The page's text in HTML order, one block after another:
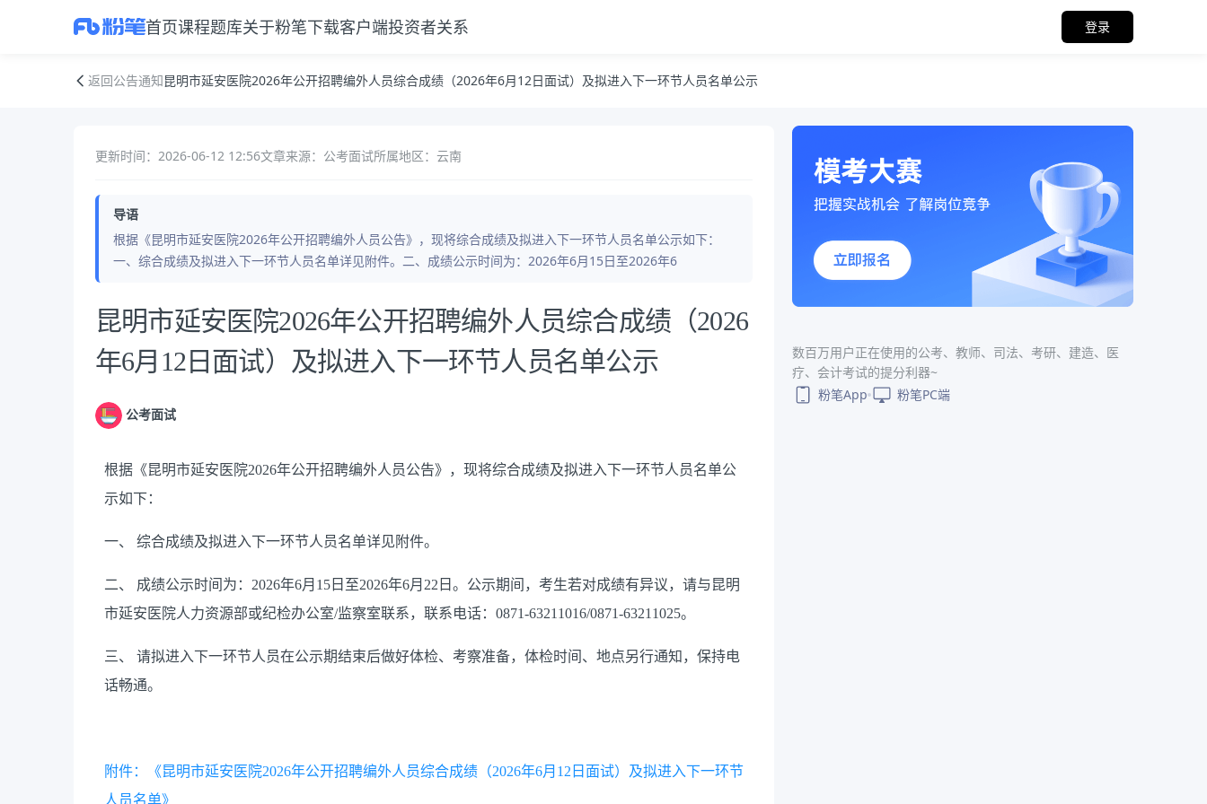
首页课程题库关于粉笔下载客户端投资者关系 登录
返回公告通知昆明市延安医院2026年公开招聘编外人员综合成绩（2026年6月12日面试）及拟进入下一环节人员名单公示
更新时间：2026-06-12 12:56文章来源：公考面试所属地区：云南
导语
根据《昆明市延安医院2026年公开招聘编外人员公告》，现将综合成绩及拟进入下一环节人员名单公示如下：
一、综合成绩及拟进入下一环节人员名单详见附件。二、成绩公示时间为：2026年6月15日至2026年6
公告正文
昆明市延安医院2026年公开招聘编外人员综合成绩（2026
年6月12日面试）及拟进入下一环节人员名单公示
公考面试
根据《昆明市延安医院2026年公开招聘编外人员公告》，现将综合成绩及拟进入下一环节人员名单公
示如下：
一、 综合成绩及拟进入下一环节人员名单详见附件。
二、 成绩公示时间为：2026年6月15日至2026年6月22日。公示期间，考生若对成绩有异议，请与昆明
市延安医院人力资源部或纪检办公室/监察室联系，联系电话：0871-63211016/0871-63211025。
三、 请拟进入下一环节人员在公示期结束后做好体检、考察准备，体检时间、地点另行通知，保持电
话畅通。
附件：《昆明市延安医院2026年公开招聘编外人员综合成绩（2026年6月12日面试）及拟进入下一环节
人员名单》
数百万用户正在使用的公考、教师、司法、考研、建造、医
疗、会计考试的提分利器~
粉笔App
粉笔PC端